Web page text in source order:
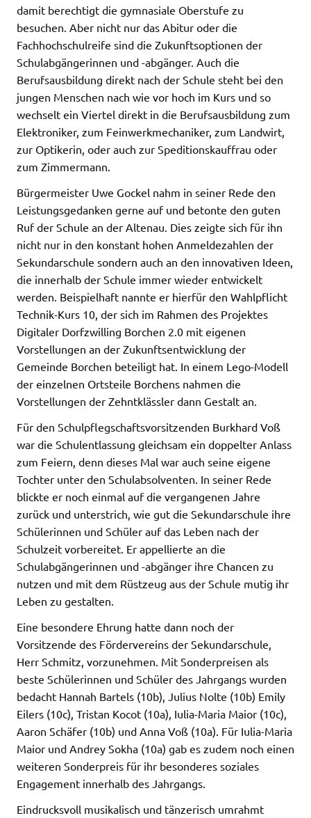
damit berechtigt die gymnasiale Oberstufe zu
besuchen. Aber nicht nur das Abitur oder die
Fachhochschulreife sind die Zukunftsoptionen der
Schulabgängerinnen und -abgänger. Auch die
Berufsausbildung direkt nach der Schule steht bei den
jungen Menschen nach wie vor hoch im Kurs und so
wechselt ein Viertel direkt in die Berufsausbildung zum
Elektroniker, zum Feinwerkmechaniker, zum Landwirt,
zur Optikerin, oder auch zur Speditionskauffrau oder
zum Zimmermann.
Bürgermeister Uwe Gockel nahm in seiner Rede den
Leistungsgedanken gerne auf und betonte den guten
Ruf der Schule an der Altenau. Dies zeigte sich für ihn
nicht nur in den konstant hohen Anmeldezahlen der
Sekundarschule sondern auch an den innovativen Ideen,
die innerhalb der Schule immer wieder entwickelt
werden. Beispielhaft nannte er hierfür den Wahlpflicht
Technik-Kurs 10, der sich im Rahmen des Projektes
Digitaler Dorfzwilling Borchen 2.0 mit eigenen
Vorstellungen an der Zukunftsentwicklung der
Gemeinde Borchen beteiligt hat. In einem Lego-Modell
der einzelnen Ortsteile Borchens nahmen die
Vorstellungen der Zehntklässler dann Gestalt an.
Für den Schulpflegschaftsvorsitzenden Burkhard Voß
war die Schulentlassung gleichsam ein doppelter Anlass
zum Feiern, denn dieses Mal war auch seine eigene
Tochter unter den Schulabsolventen. In seiner Rede
blickte er noch einmal auf die vergangenen Jahre
zurück und unterstrich, wie gut die Sekundarschule ihre
Schülerinnen und Schüler auf das Leben nach der
Schulzeit vorbereitet. Er appellierte an die
Schulabgängerinnen und -abgänger ihre Chancen zu
nutzen und mit dem Rüstzeug aus der Schule mutig ihr
Leben zu gestalten.
Eine besondere Ehrung hatte dann noch der
Vorsitzende des Fördervereins der Sekundarschule,
Herr Schmitz, vorzunehmen. Mit Sonderpreisen als
beste Schülerinnen und Schüler des Jahrgangs wurden
bedacht Hannah Bartels (10b), Julius Nolte (10b) Emily
Eilers (10c), Tristan Kocot (10a), Iulia-Maria Maior (10c),
Aaron Schäfer (10b) und Anna Voß (10a). Für Iulia-Maria
Maior und Andrey Sokha (10a) gab es zudem noch einen
weiteren Sonderpreis für ihr besonderes soziales
Engagement innerhalb des Jahrgangs.
Eindrucksvoll musikalisch und tänzerisch umrahmt